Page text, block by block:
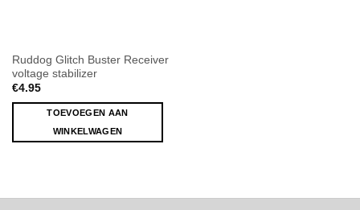
Ruddog Glitch Buster Receiver
voltage stabilizer
€4.95
TOEVOEGEN AAN
WINKELWAGEN